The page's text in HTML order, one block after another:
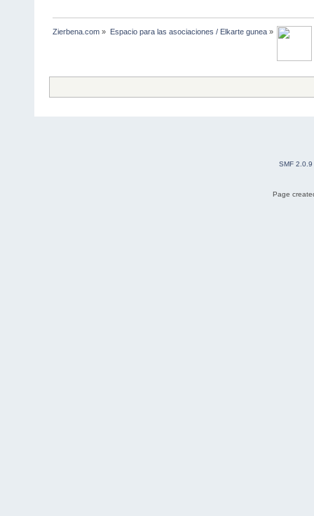
Zierbena.com » Espacio para las asociaciones / Elkarte gunea»
SMF 2.0.9
Page